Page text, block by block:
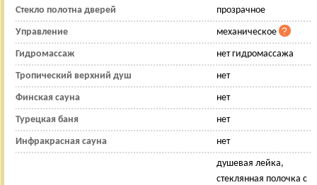
Стекло полотна дверей прозрачное
Управление механическое
Гидромассаж нет гидромассажа
Тропический верхний душ нет
Финская сауна нет
Турецкая баня нет
Инфракрасная сауна нет
душевая лейка,
стеклянная полочка с